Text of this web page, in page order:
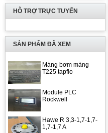
HỖ TRỢ TRỰC TUYẾN
SẢN PHẨM ĐÃ XEM
Màng bơm màng
T225 tapflo
Module PLC
Rockwell
Hawe R 3,3-1,7-1,7-
1,7-1,7 A